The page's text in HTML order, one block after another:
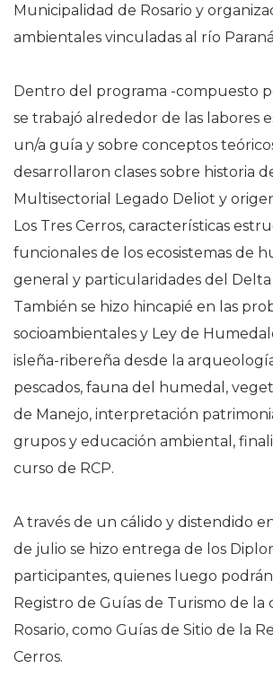
Municipalidad de Rosario y
ambientales vinculadas al río Paraná
Dentro del programa -compuesto
se trabajó alrededor de las labores
un/a guía y sobre conceptos
desarrollaron clases sobre historia
Multisectorial Legado Deliot y
Los Tres Cerros, características
funcionales de los ecosistemas de
general y particularidades del Delta
También se hizo hincapié en las
socioambientales y Ley de
isleña-ribereña desde la
pescados, fauna del humedal,
de Manejo, interpretación
grupos y educación ambiental,
curso de RCP.
A través de un cálido y distendido
de julio se hizo entrega de los
participantes, quienes luego podrán
Registro de Guías de Turismo de la
Rosario, como Guías de Sitio de la
Cerros.